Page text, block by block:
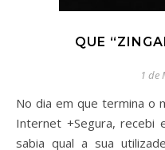
QUE
1 de
No dia em que termina o mês no qual se assinala o Dia da
Internet +Segura, recebi
sabia qual a sua